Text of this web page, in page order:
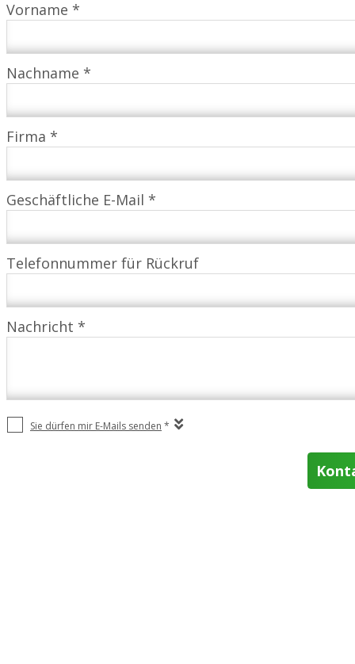
Vorname *
Nachname *
Firma *
Geschäftliche E-Mail *
Telefonnummer für Rückruf
Nachricht *
Sie dürfen mir E-Mails senden *